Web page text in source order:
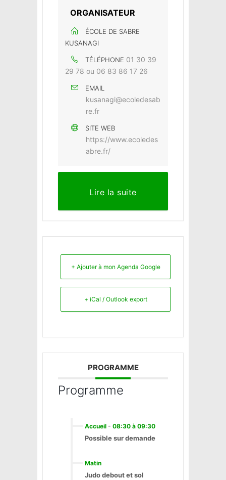
ORGANISATEUR
ÉCOLE DE SABRE
KUSANAGI
TÉLÉPHONE 01 30 39
29 78 ou 06 83 86 17 26
EMAIL
kusanagi@ecoledesab
re.fr
SITE WEB
https://www.ecoledes
abre.fr/
Lire la suite
+ Ajouter à mon Agenda Google
+ iCal / Outlook export
PROGRAMME
Programme
Accueil - 08:30 à 09:30
Possible sur demande
Matin
Judo debout et sol